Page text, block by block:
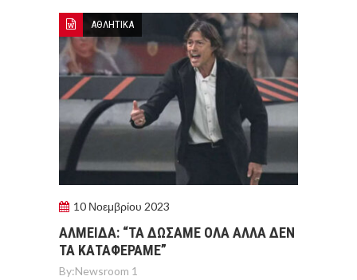
ΑΘΛΗΤΙΚΑ
10 Νοεμβρίου 2023
ΑΛΜΕΙΔΑ: “ΤΑ ΔΩΣΑΜΕ ΟΛΑ ΑΛΛΑ ΔΕΝ
ΤΑ ΚΑΤΑΦΕΡΑΜΕ”
By:Newsroom 1